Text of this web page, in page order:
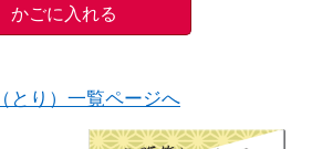
とり）一覧ページへ